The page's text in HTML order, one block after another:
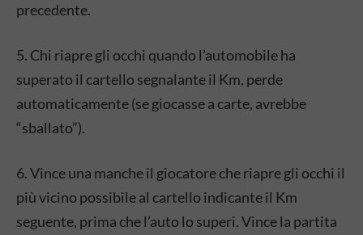
precedente.
5. Chi riapre gli occhi quando l’automobile ha
superato il cartello segnalante il Km, perde
automaticamente (se giocasse a carte, avrebbe
“sballato”).
6. Vince una manche il giocatore che riapre gli occhi il
più vicino possibile al cartello indicante il Km
seguente, prima che l’auto lo superi. Vince la partita